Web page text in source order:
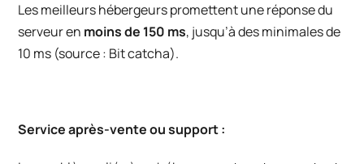
Les meilleurs hébergeurs promettent une réponse du
serveur en moins de 150 ms, jusqu’à des minimales de
10 ms (source : Bit catcha).
Service après-vente ou support :